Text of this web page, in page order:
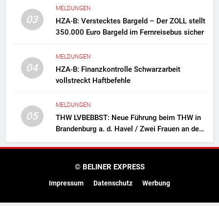
Zollfahndung hebt mutmaßliches
Drogenlabor aus
03
MELDUNGEN
HZA-B: Verstecktes Bargeld – Der ZOLL stellt
350.000 Euro Bargeld im Fernreisebus sicher
04
MELDUNGEN
HZA-B: Finanzkontrolle Schwarzarbeit
vollstreckt Haftbefehle
05
MELDUNGEN
THW LVBEBBST: Neue Führung beim THW in
Brandenburg a. d. Havel / Zwei Frauen an der
Spitze des Ortsverbands
© BELINER EXPRESS
Impressum Datenschutz Werbung